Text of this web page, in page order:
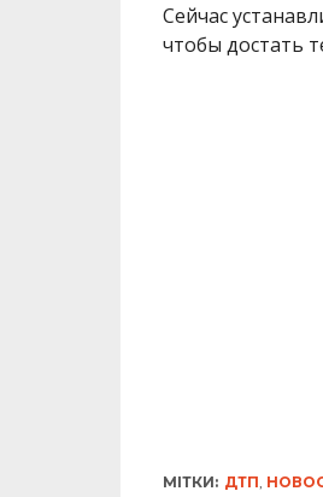
Сейчас
чтобы достать
МІТКИ: ДТП